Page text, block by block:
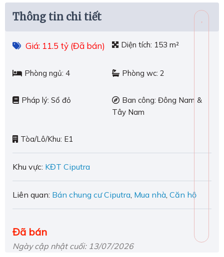
Thông tin chi tiết
Giá: 11.5 tỷ (Đã bán) Diện tích: 153 m²
Phòng ngủ: 4 Phòng wc: 2
Pháp lý: Sổ đỏ Ban công: Đông Nam &
Tây Nam
Tòa/Lô/Khu: E1
Khu vực: KĐT Ciputra
Liên quan: Bán chung cư Ciputra, Mua nhà, Căn hộ
Đã bán
Ngày cập nhật cuối: 13/07/2026